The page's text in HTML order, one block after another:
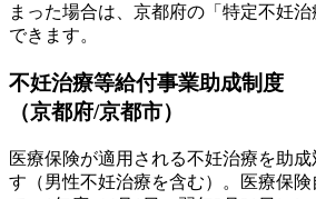
まった場合は、京都府の「特定不妊
できます。
不妊治療等給付事業助成制度
（京都府/京都市）
医療保険が適用される不妊治療を助成
す（男性不妊治療を含む）。医療保